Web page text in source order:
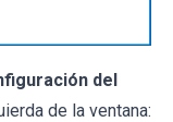
del
de la ventana: